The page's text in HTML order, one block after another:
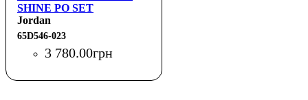
SHINE PO SET
Jordan
65D546-023
3 780.00грн